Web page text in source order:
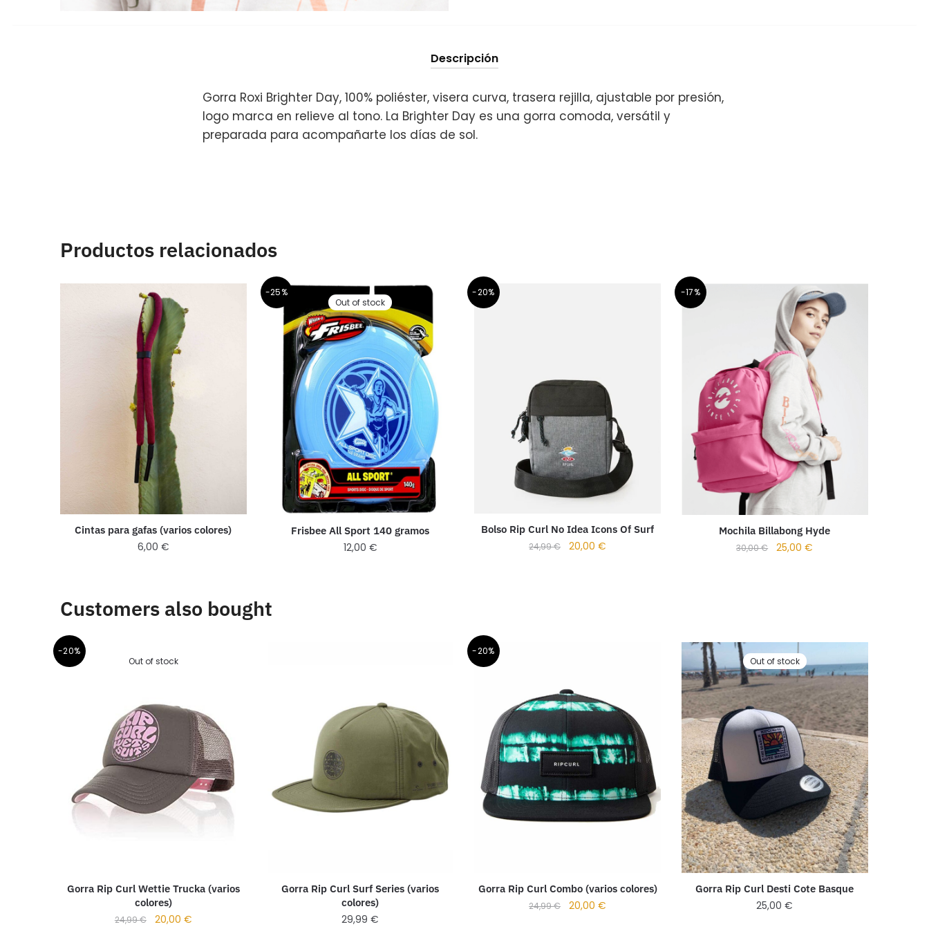
Descripción
Gorra Roxi Brighter Day, 100% poliéster, visera curva, trasera rejilla, ajustable por presión,
logo marca en relieve al tono. La Brighter Day es una gorra comoda, versátil y
preparada para acompañarte los días de sol.
Productos relacionados
Cintas para gafas (varios colores)
6,00 €
-25%
Out of stock
Frisbee All Sport 140 gramos
12,00 €
-20%
Bolso Rip Curl No Idea Icons Of Surf
24,99€ 20,00€
-17%
Mochila Billabong Hyde
30,00€ 25,00€
Customers also bought
-20%
Out of stock
Gorra Rip Curl Wettie Trucka (varios
colores)
24,99€ 20,00 €
Gorra Rip Curl Surf Series (varios
colores)
29,99€
-20%
Gorra Rip Curl Combo (varios colores)
24,99€ 20,00€
Out of stock
Gorra Rip Curl Desti Cote Basque
25,00€